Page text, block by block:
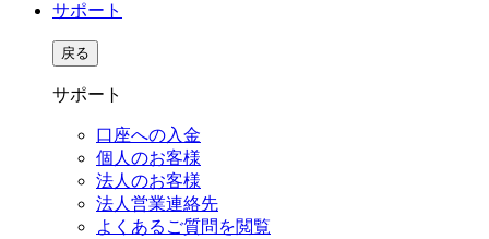
サポート
戻る
サポート
口座への入金
個人のお客様
法人のお客様
法人営業連絡先
よくあるご質問を閲覧